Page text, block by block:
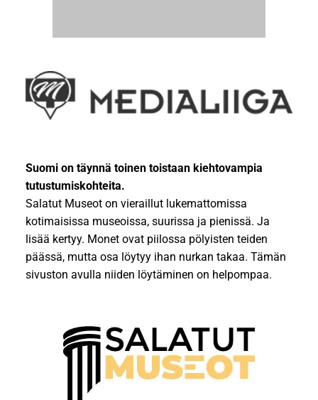
Suomi on täynnä toinen toistaan kiehtovampia
tutustumiskohteita.
Salatut Museot on vieraillut lukemattomissa
kotimaisissa museoissa, suurissa ja pienissä. Ja
lisää kertyy. Monet ovat piilossa pölyisten teiden
päässä, mutta osa löytyy ihan nurkan takaa. Tämän
sivuston avulla niiden löytäminen on helpompaa.